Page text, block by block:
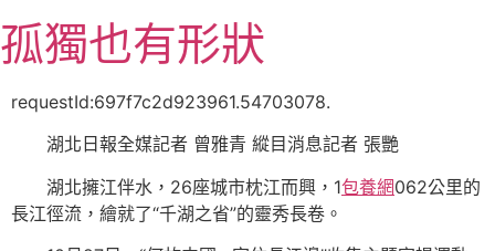
至
主
孤獨也有形狀
requestId:697f7c2d923961.54703078.
湖北日報全媒記者 曾雅青 縱目消息記者 張艷
湖北擁江伴水，26座城市枕江而興，1包養網062公里的
長江徑流，繪就了“千湖之省”的靈秀長卷。